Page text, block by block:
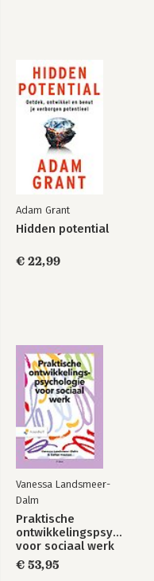
The Four Horsemen
Bekijk alle boeken
Adam Grant
Hidden potential
€ 22,99
Vanessa Landsmeer-
Dalm
Praktische
ontwikkelingspsychologie
voor sociaal werk
€ 53,95